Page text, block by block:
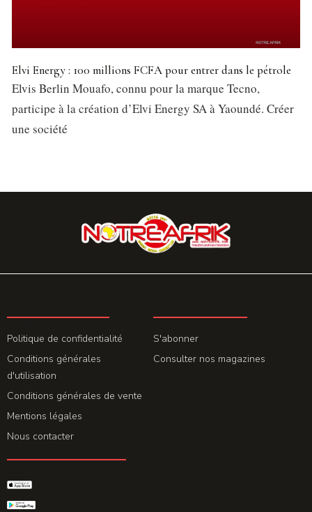
Elvi Energy : 100 millions FCFA pour entrer dans le pétrole
Elvis Berlin Mouafo, connu pour la marque Tecno,
participe à la création d’Elvi Energy SA à Yaoundé. Créer
une société
Politique de confidentialité
Conditions générales
d'utilisation
Conditions générales de vente
Mentions légales
Nous contacter
S'abonner
Consulter nos magazines